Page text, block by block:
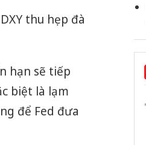
thu hẹp đà
hạn sẽ tiếp
biệt là lạm
để Fed đưaCông an Thanh Hóa
tìm bị hại trong vụ